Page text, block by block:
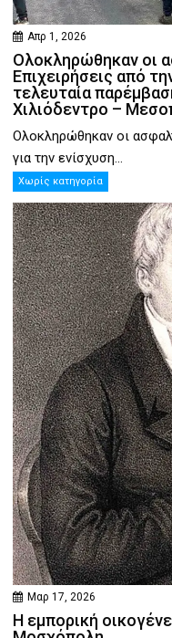
Απρ 1, 2026
Ολοκληρώθηκαν οι
Επιχειρήσεις από
τελευταία
Χιλιόδεντρο –
Ολοκληρώθηκαν οι
για την ενίσχυση...
Χωρίς κατηγορία
Μαρ 17, 2026
Η εμπορική